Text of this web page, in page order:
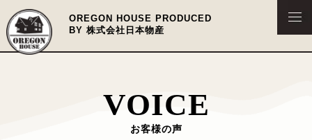
OREGON HOUSE PRODUCED
BY 株式会社日本物産
VOICE
お客様の声